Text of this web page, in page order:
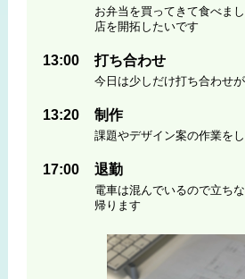
お弁当を買ってきて食べま
店を開拓したいです
13:00 打ち合わせ
今日は少しだけ打ち合わせ
13:20 制作
課題やデザイン案の作業を
17:00 退勤
電車は混んでいるので立ち
帰ります